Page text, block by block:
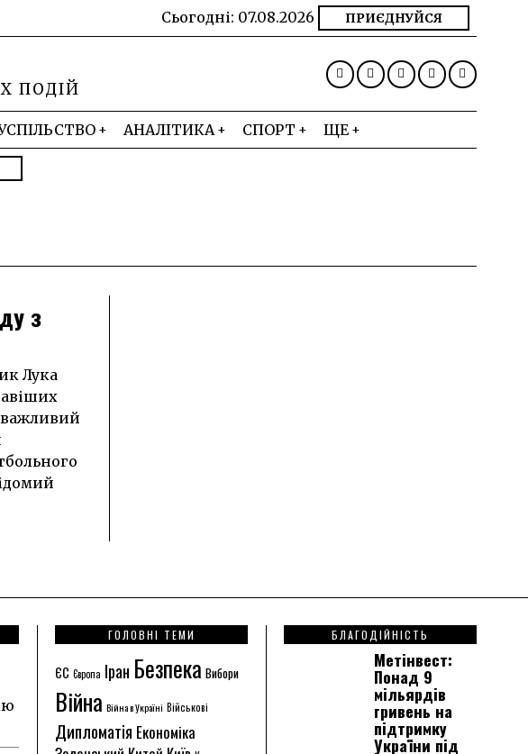
Сьогодні: 07.08.2026 ПРИЄДНУЙСЯ
ПОДІЙ
АНАЛІТИКА СПОРТ ЩЕ
з
Лука
важливий
ГОЛОВНІ ТЕМИ
ЄС Європа Іран Безпека Вибори
Війна Війна в Україні Військові
Дипломатія Економіка
БЛАГОДІЙНІСТЬ
Метінвест:
Понад 9
мільярдів
гривень на
підтримку
України під